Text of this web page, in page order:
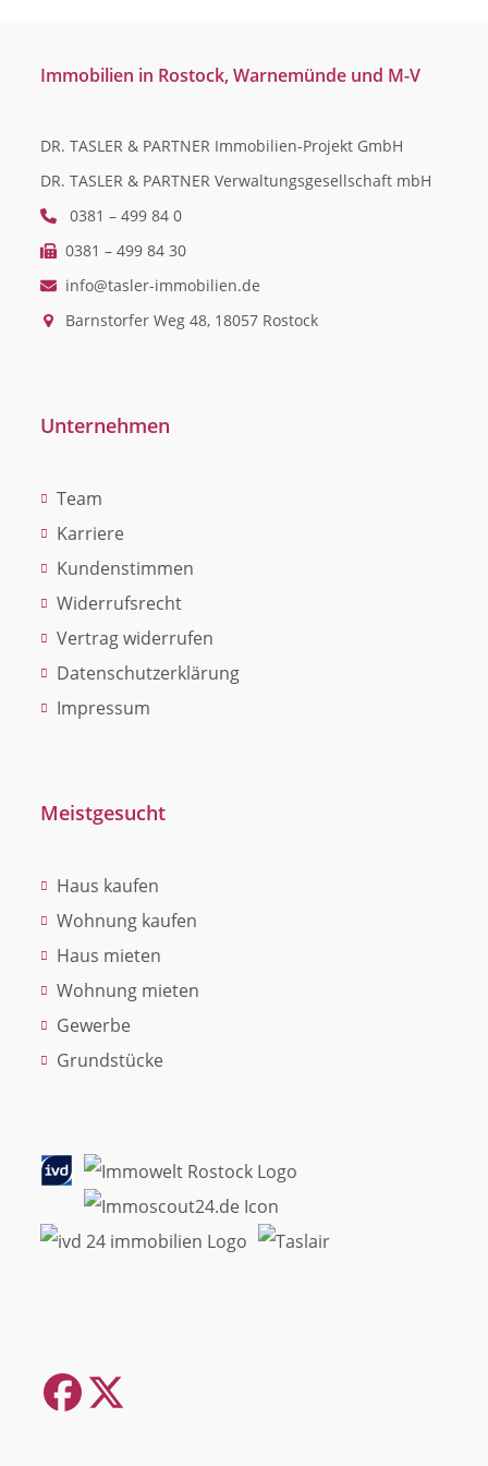
Immobilien in Rostock, Warnemünde und M-V
DR. TASLER & PARTNER Immobilien-Projekt GmbH
DR. TASLER & PARTNER Verwaltungsgesellschaft mbH
0381 – 499 84 0
0381 – 499 84 30
info@tasler-immobilien.de
Barnstorfer Weg 48, 18057 Rostock
Unternehmen
Team
Karriere
Kundenstimmen
Widerrufsrecht
Vertrag widerrufen
Datenschutzerklärung
Impressum
Meistgesucht
Haus kaufen
Wohnung kaufen
Haus mieten
Wohnung mieten
Gewerbe
Grundstücke
Facebook
Twitter